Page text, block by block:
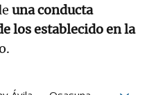
una conducta
los establecido en la